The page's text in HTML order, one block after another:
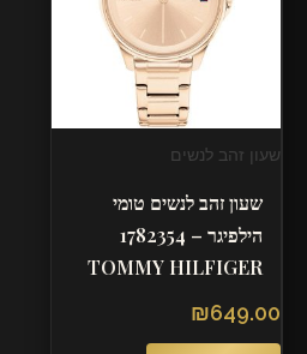
שעון זהב לנשים
שעון זהב לנשים טומי
הילפיגר – 1782354
TOMMY HILFIGER
₪649.00